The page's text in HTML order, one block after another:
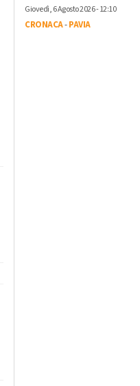
Giovedì, 6 Agosto 2026 - 12:10
CRONACA-PAVIA